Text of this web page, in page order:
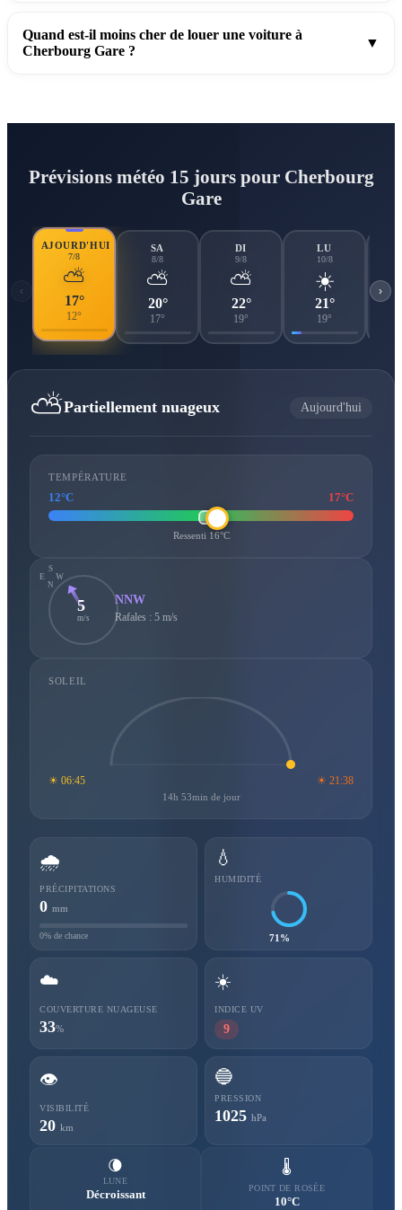
Quand est-il moins cher de louer une voiture à
Cherbourg Gare ?
▼
Prévisions météo 15 jours pour Cherbourg
Gare
‹
AJOURD'HUI
7/8
⛅
17°
12°
SA
8/8
⛅
20°
17°
DI
9/8
⛅
22°
19°
LU
10/8
☀️
21°
19°
›
⛅Partiellement nuageux Aujourd'hui
TEMPÉRATURE
12°C 17°C
Ressenti 16°C
N
S
E
W
5
m/s
NNW
Rafales : 5 m/s
SOLEIL
☀ 06:45 ☀ 21:38
14h 53min de jour
🌧️
PRÉCIPITATIONS
0 mm
0% de chance
💧
HUMIDITÉ
71%
☁️
COUVERTURE NUAGEUSE
33%
☀️
INDICE UV
9
👁️
VISIBILITÉ
20 km
🔵
PRESSION
1025 hPa
🌘
LUNE
Décroissant
🌡️
POINT DE ROSÉE
10°C